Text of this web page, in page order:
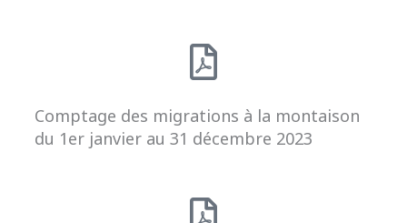
Comptage des migrations à la montaison
du 1er janvier au 31 décembre 2023